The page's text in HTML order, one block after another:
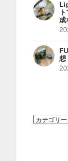
成
想